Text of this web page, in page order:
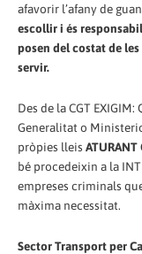
afavorir l’afany de
escollir i és
posen del costat de
servir.
Des de la CGT
Generalitat o
pròpies lleis ATURANT
bé procedeixin a la
empreses criminals
màxima necessitat.
Sector Transport per